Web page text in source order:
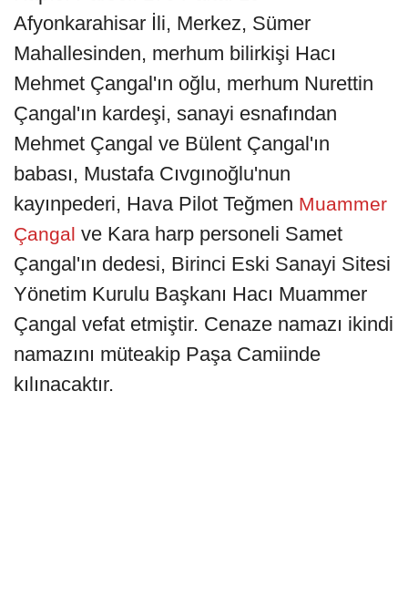
Afyonkarahisar İli, Merkez, Sümer
Mahallesinden, merhum bilirkişi Hacı
Mehmet Çangal'ın oğlu, merhum Nurettin
Çangal'ın kardeşi, sanayi esnafından
Mehmet Çangal ve Bülent Çangal'ın
babası, Mustafa Cıvgınoğlu'nun
kayınpederi, Hava Pilot Teğmen Muammer
Çangal ve Kara harp personeli Samet
Çangal'ın dedesi, Birinci Eski Sanayi Sitesi
Yönetim Kurulu Başkanı Hacı Muammer
Çangal vefat etmiştir. Cenaze namazı ikindi
namazını müteakip Paşa Camiinde
kılınacaktır.